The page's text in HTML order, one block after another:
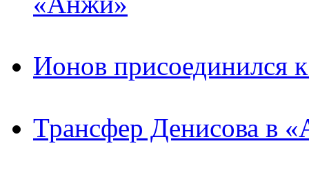
Ионов присоединился
Трансфер Денисова в